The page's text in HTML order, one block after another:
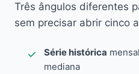
Três ângulos diferentes
sem precisar abrir cinco
Série histórica
mediana